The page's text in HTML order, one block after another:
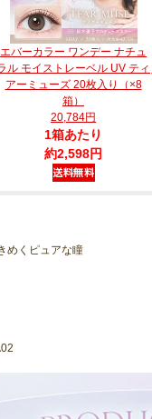
エバーカラー ワンデー ナチュ
ル モイストレーベル UV ティ
アーミューズ 20枚入り（×8
箱）
20,784円
1箱あたり
約2,598円
めくピュアな瞳